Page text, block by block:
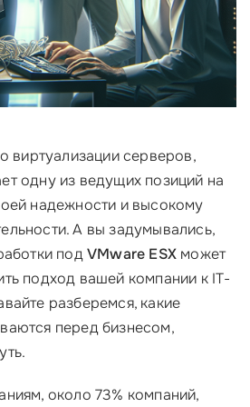
виртуализации серверов,
одну из ведущих позиций на
надежности и высокому
А вы задумывались,
подVMware ESX может
подход вашей компании к IT-
разберемся, какие
перед бизнесом,
около 73% компаний,